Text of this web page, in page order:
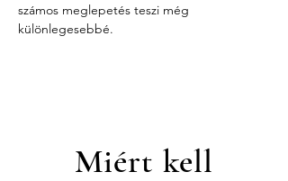
számos meglepetés teszi még
különlegesebbé.
Miért kell